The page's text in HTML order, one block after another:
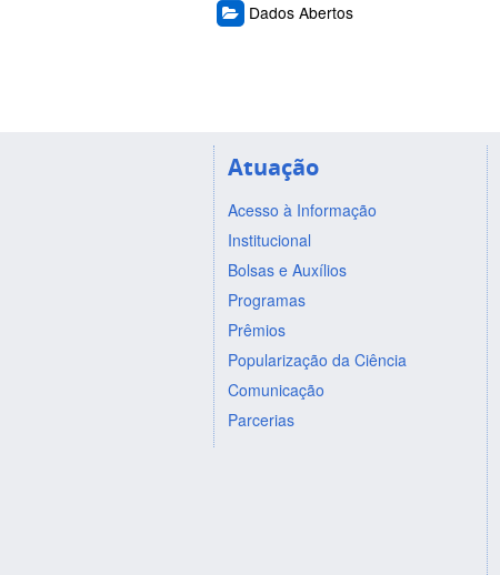
Dados Abertos
Atuação
Acesso à Informação
Institucional
Bolsas e Auxílios
Programas
Prêmios
Popularização da Ciência
Comunicação
Parcerias